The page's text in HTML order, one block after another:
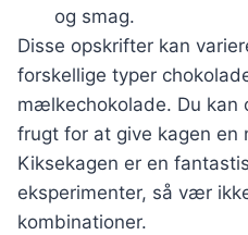
og smag.
Disse opskrifter kan
forskellige typer
mælkechokolade. Du kan
frugt for at give kagen en
Kiksekagen er en
eksperimenter, så vær
kombinationer.